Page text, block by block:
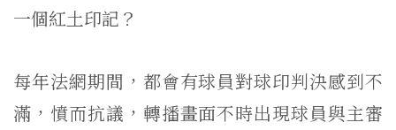
一個紅土印記？
每年法網期間，都會有球員對球印判決感到不
滿，憤而抗議，轉播畫面不時出現球員與主審